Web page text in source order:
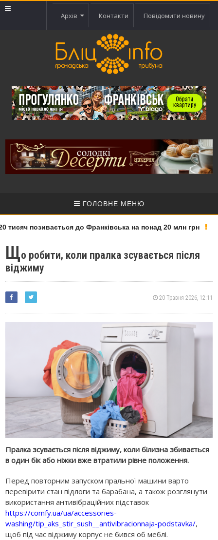
Архів Контакти Повідомити новину
ГОЛОВНЕ МЕНЮ
позивається до Франківська на понад 20 млн грн
Що робити, коли пралка зсувається після
віджиму
20 Травня 2026, 12:11
Пралка зсувається після віджиму, коли білизна збивається
в один бік або ніжки вже втратили рівне положення.
Перед повторним запуском пральної машини варто
перевірити стан підлоги та барабана, а також розглянути
використання антивібраційних підставок
https://comfy.ua/ua/accessories-
washing/tip_aks_stir_sush__antivibracionnaja-podstavka/,
щоб під час віджиму корпус не бився об меблі.